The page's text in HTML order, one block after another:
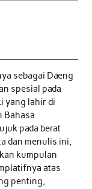
sebagai Daeng
spesial pada
yang lahir di
Bahasa
pada berat
dan menulis ini,
kumpulan
atas
penting,